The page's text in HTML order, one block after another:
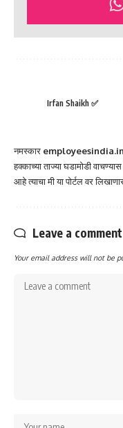
Irfan Shaikh ✅
नमस्कार employeesindia.in
हक्काच्या ताज्या घडामोडी
आहे त्याचा मी या पोर्टल वर
Leave a comment
Your email address will not be